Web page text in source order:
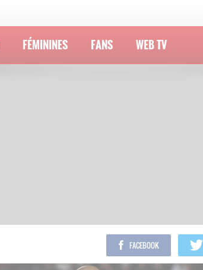
FÉMININES FANS WEB TV
FACEBOOK